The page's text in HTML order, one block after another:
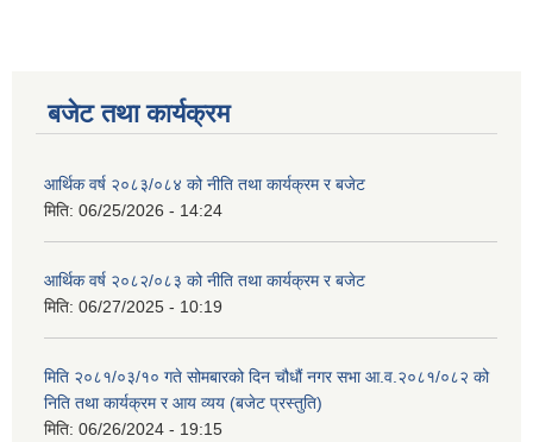
बजेट तथा कार्यक्रम
आर्थिक वर्ष २०८३/०८४ को नीति तथा कार्यक्रम र बजेट
मिति: 06/25/2026 - 14:24
आर्थिक वर्ष २०८२/०८३ को नीति तथा कार्यक्रम र बजेट
मिति: 06/27/2025 - 10:19
मिति २०८१/०३/१० गते सोमबारको दिन चौधौं नगर सभा आ.व.२०८१/०८२ को
निति तथा कार्यक्रम र आय व्यय (बजेट प्रस्तुति)
मिति: 06/26/2024 - 19:15